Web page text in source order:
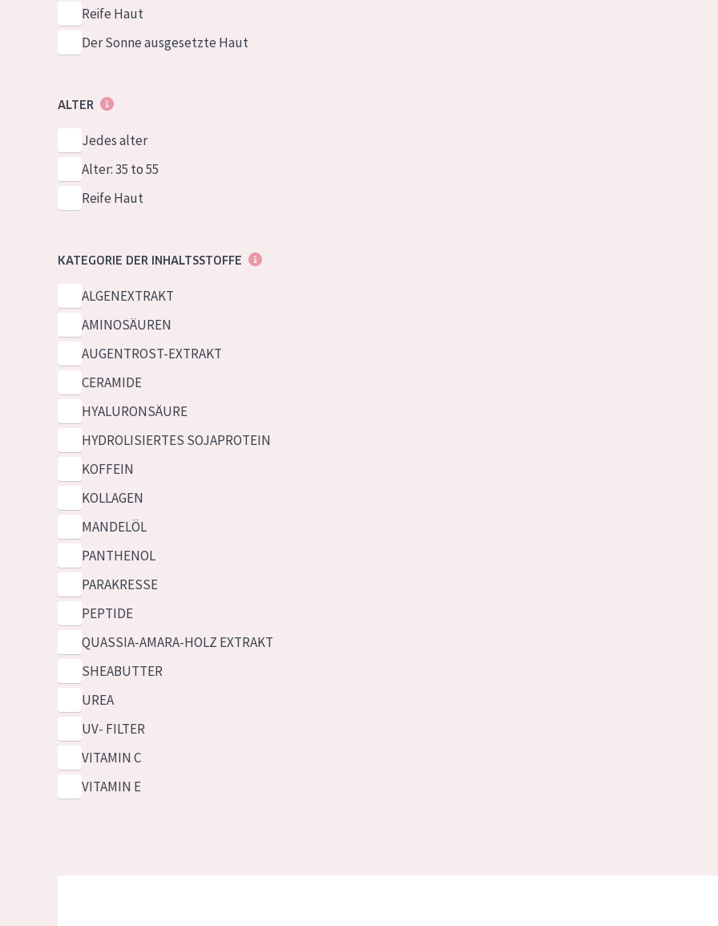
Reife Haut
Der Sonne ausgesetzte Haut
ALTER
Jedes alter
Alter: 35 to 55
Reife Haut
KATEGORIE DER INHALTSSTOFFE
ALGENEXTRAKT
AMINOSÄUREN
AUGENTROST-EXTRAKT
CERAMIDE
HYALURONSÄURE
HYDROLISIERTES SOJAPROTEIN
KOFFEIN
KOLLAGEN
MANDELÖL
PANTHENOL
PARAKRESSE
PEPTIDE
QUASSIA-AMARA-HOLZ EXTRAKT
SHEABUTTER
UREA
UV- FILTER
VITAMIN C
VITAMIN E